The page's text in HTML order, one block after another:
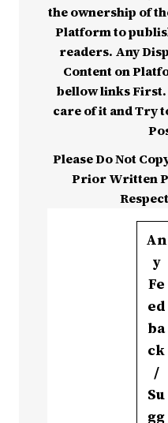
the ownership of
Platform to
readers. Any
Content on
bellow links First.
care of it and Try
Please Do Not
Prior Written
An
y
Fe
ed
ba
ck
/
Su
gg